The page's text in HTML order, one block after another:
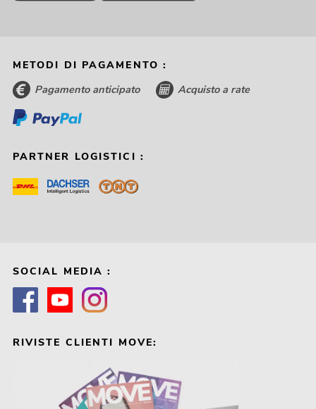
METODI DI PAGAMENTO :
Pagamento anticipato Acquisto a rate
PARTNER LOGISTICI :
SOCIAL MEDIA :
RIVISTE CLIENTI MOVE: